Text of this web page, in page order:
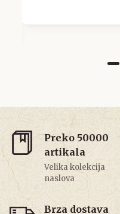
Preko 50000
artikala
Velika kolekcija
naslova
Brza dostava